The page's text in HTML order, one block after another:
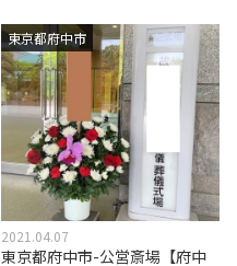
東京都府中市
2021.04.07
東京都府中市-公営斎場【府中